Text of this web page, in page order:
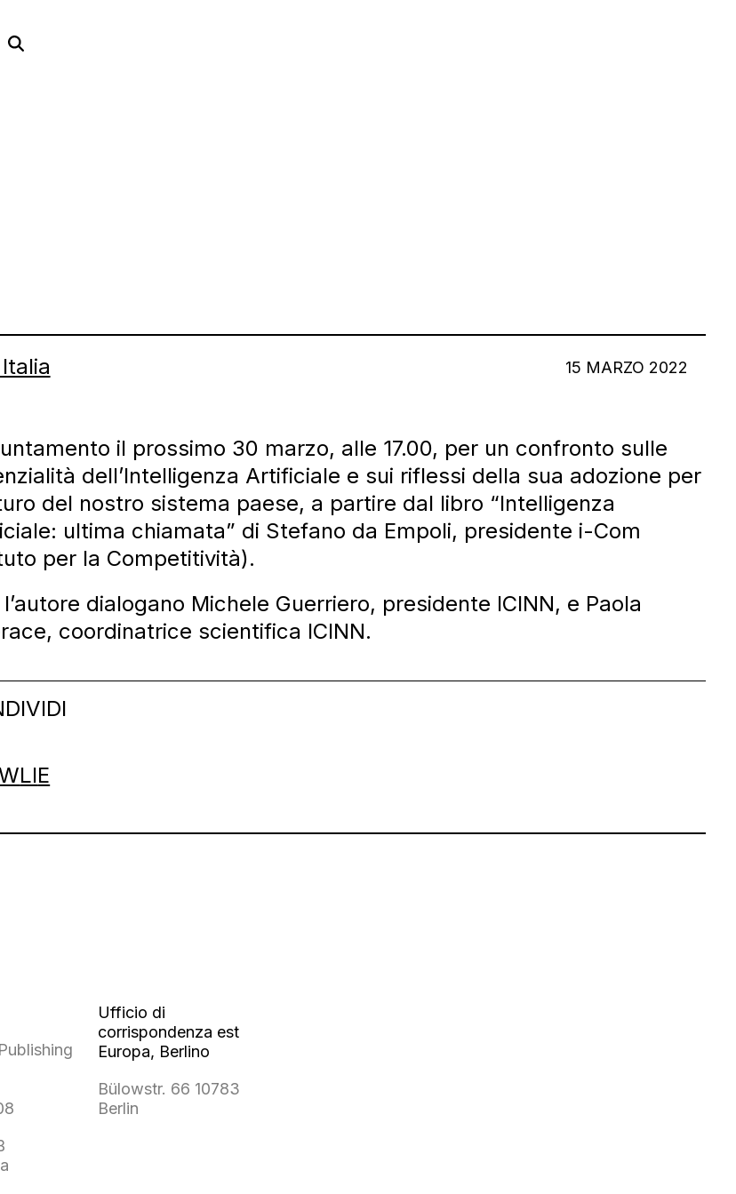
15 MARZO 2022
il prossimo 30 marzo, alle 17.00, per un confronto sulle
dell’Intelligenza Artificiale e sui riflessi della sua adozione per
del nostro sistema paese, a partire dal libro “Intelligenza
ultima chiamata” di Stefano da Empoli, presidente i-Com
per la Competitività).
l’autore dialogano Michele Guerriero, presidente ICINN, e Paola
coordinatrice scientifica ICINN.
LIE
Ufficio di
corrispondenza est
Europa, Berlino
Bülowstr. 66 10783
Berlin